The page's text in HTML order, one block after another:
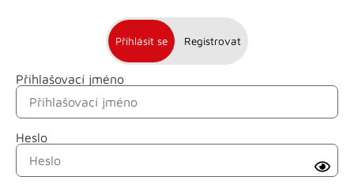
Přihlásit se Registrovat
Přihlašovací jméno
Heslo
Jméno
Příjmení